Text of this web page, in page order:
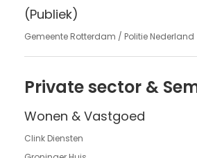
(Publiek)
Gemeente Rotterdam / Politie Nederland
Private sector &
Wonen & Vastgoed
Clink Diensten